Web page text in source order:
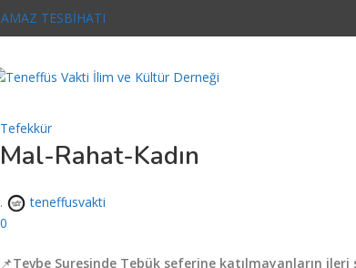
TESBİHATI
Tefekkür
Mal-Rahat-Kadın
.
teneffusvakti
0
📌Tevbe Suresinde Tebük seferine katılmayanların